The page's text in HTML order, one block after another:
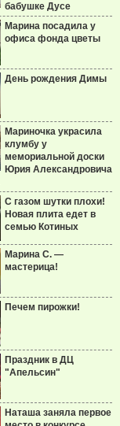
бабушке Дусе
Марина посадила у
офиса фонда цветы
День рождения Димы
Мариночка украсила
клумбу у
мемориальной доски
Юрия Александровича
С газом шутки плохи!
Новая плита едет в
семью Котиных
Марина С. —
мастерица!
Печем пирожки!
Праздник в ДЦ
"Апельсин"
Наташа заняла первое